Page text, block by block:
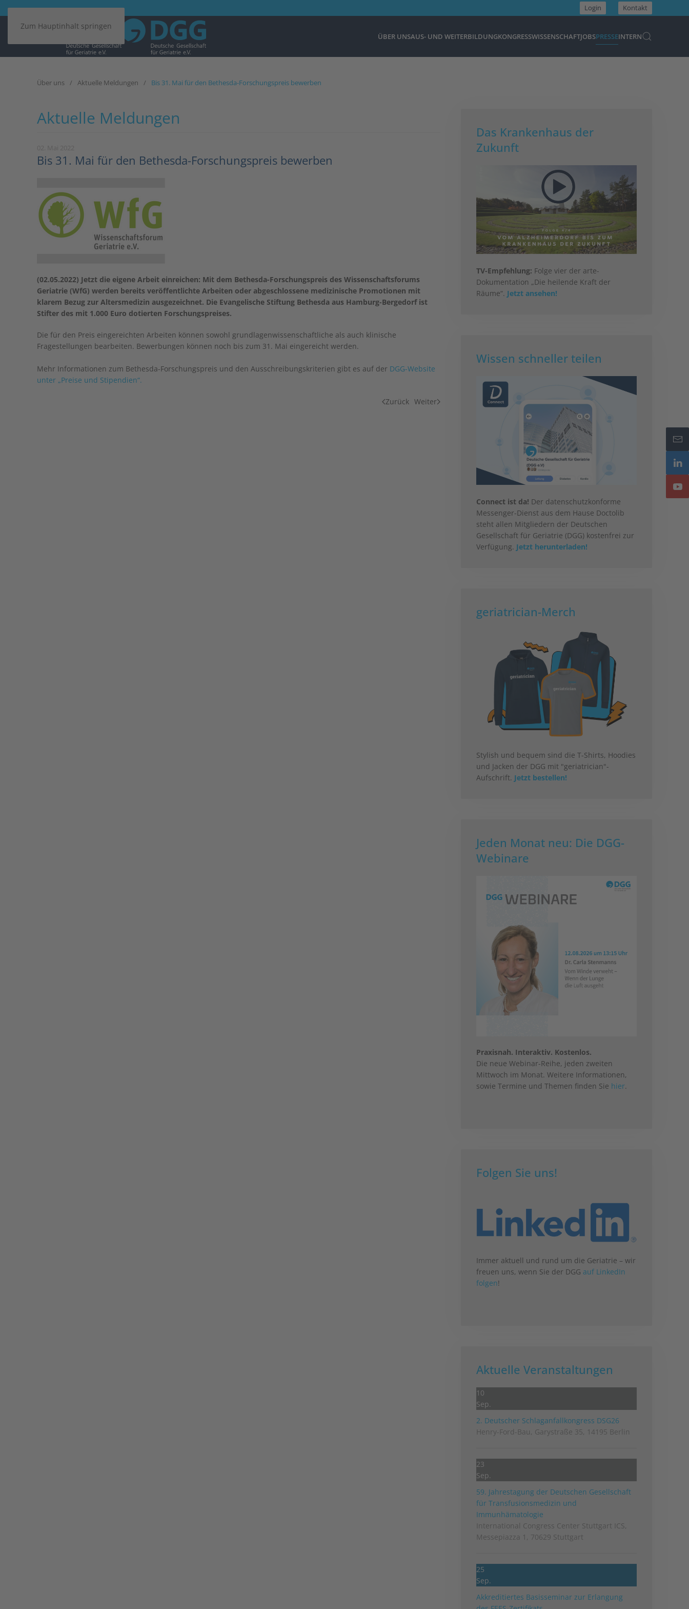
Zum Hauptinhalt springen
Login Kontakt
ÜBER UNSAUS- UND WEITERBILDUNGKONGRESSWISSENSCHAFTJOBSPRESSEINTERN
Über uns Aktuelle Meldungen Bis 31. Mai für den Bethesda-Forschungspreis bewerben
Aktuelle Meldungen
Bis 31. Mai für den Bethesda-Forschungspreis bewerben
(02.05.2022) Jetzt die eigene Arbeit einreichen: Mit dem Bethesda-Forschungspreis des Wissenschaftsforums
Geriatrie (WfG) werden bereits veröffentlichte Arbeiten oder abgeschlossene medizinische Promotionen mit
klarem Bezug zur Altersmedizin ausgezeichnet. Die Evangelische Stiftung Bethesda aus Hamburg-Bergedorf ist
Stifter des mit 1.000 Euro dotierten Forschungspreises.
Die für den Preis eingereichten Arbeiten können sowohl grundlagenwissenschaftliche als auch klinische
Fragestellungen bearbeiten. Bewerbungen können noch bis zum 31. Mai eingereicht werden.
Mehr Informationen zum Bethesda-Forschungspreis und den Ausschreibungskriterien gibt es auf der DGG-Website
unter „Preise und Stipendien“.
Zurück Weiter
Das Krankenhaus der
Zukunft
TV-Empfehlung: Folge vier der arte-
Dokumentation „Die heilende Kraft der
Räume“. Jetzt ansehen!
Wissen schneller teilen
Connect ist da! Der datenschutzkonforme
Messenger-Dienst aus dem Hause Doctolib
steht allen Mitgliedern der Deutschen
Gesellschaft für Geriatrie (DGG) kostenfrei zur
Verfügung. Jetzt herunterladen!
geriatrician-Merch
Stylish und bequem sind die T-Shirts, Hoodies
und Jacken der DGG mit "geriatrician"-
Aufschrift. Jetzt bestellen!
Jeden Monat neu: Die DGG-
Webinare
Praxisnah. Interaktiv. Kostenlos.
Die neue Webinar-Reihe, jeden zweiten
Mittwoch im Monat. Weitere Informationen,
sowie Termine und Themen finden Sie hier.
Folgen Sie uns!
Immer aktuell und rund um die Geriatrie – wir
freuen uns, wenn Sie der DGG auf LinkedIn
folgen!
Aktuelle Veranstaltungen
10
Sep.
2. Deutscher Schlag­anfall­kongress DSG26
Henry-Ford-Bau, Garystraße 35, 14195 Berlin
23
Sep.
59. Jahrestagung der Deutschen Gesellschaft
für Transfusionsmedizin und
Immunhämatologie
International Congress Center Stuttgart ICS,
Messepiazza 1, 70629 Stuttgart
25
Sep.
Akkreditiertes Basisseminar zur Erlangung